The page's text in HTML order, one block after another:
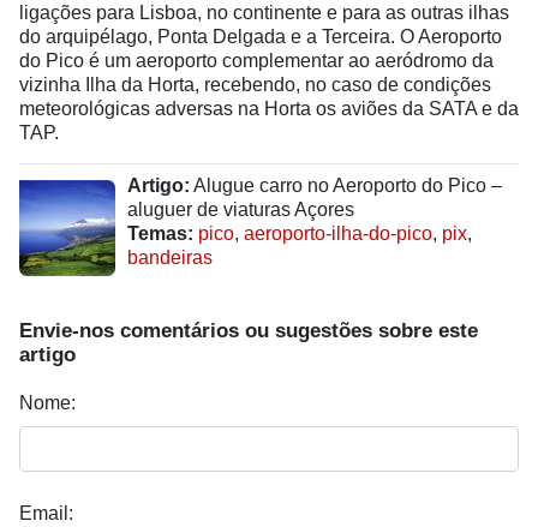
ligações para Lisboa, no continente e para as outras ilhas
do arquipélago, Ponta Delgada e a Terceira. O Aeroporto
do Pico é um aeroporto complementar ao aeródromo da
vizinha Ilha da Horta, recebendo, no caso de condições
meteorológicas adversas na Horta os aviões da SATA e da
TAP.
Artigo: Alugue carro no Aeroporto do Pico –
aluguer de viaturas Açores
Temas: pico, aeroporto-ilha-do-pico, pix,
bandeiras
Envie-nos comentários ou sugestões sobre este
artigo
Nome:
Email: